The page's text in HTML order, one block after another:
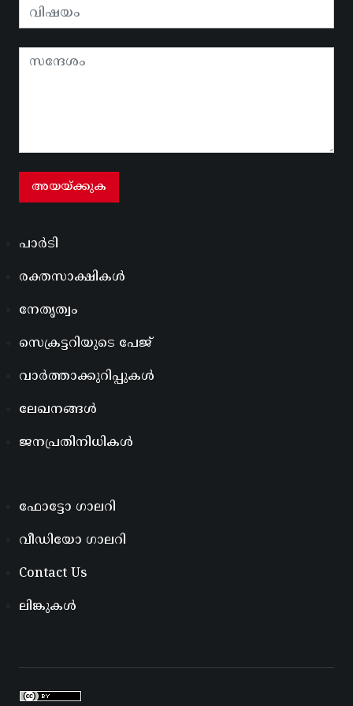
പാർടി
രക്തസാക്ഷികൾ
നേതൃത്വം
സെക്രട്ടറിയുടെ പേജ്
വാർത്താക്കുറിപ്പുകൾ
ലേഖനങ്ങൾ
ജനപ്രതിനിധികൾ
ഫോട്ടോ ഗാലറി
വീഡിയോ ഗാലറി
Contact Us
ലിങ്കുകൾ